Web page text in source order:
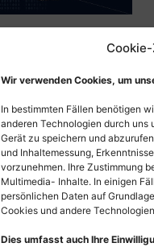
Wir verwenden Cookies, um
In bestimmten Fällen benötigen
anderen Technologien durch uns
Gerät zu speichern und
und Inhaltemessung,
vorzunehmen. Ihre Zustimmung
Multimedia- Inhalte. In einigen
persönlichen Daten auf
Cookies und andere
Dies umfasst auch Ihre